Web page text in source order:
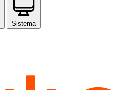
Sistema